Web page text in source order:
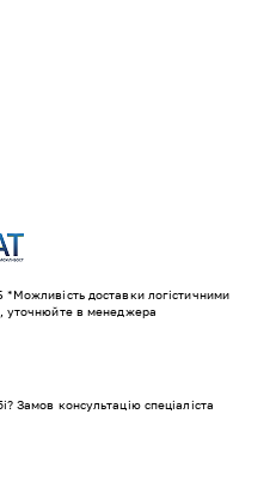
доставки логістичними
уточнюйте в менеджера
Замов консультацію спеціаліста